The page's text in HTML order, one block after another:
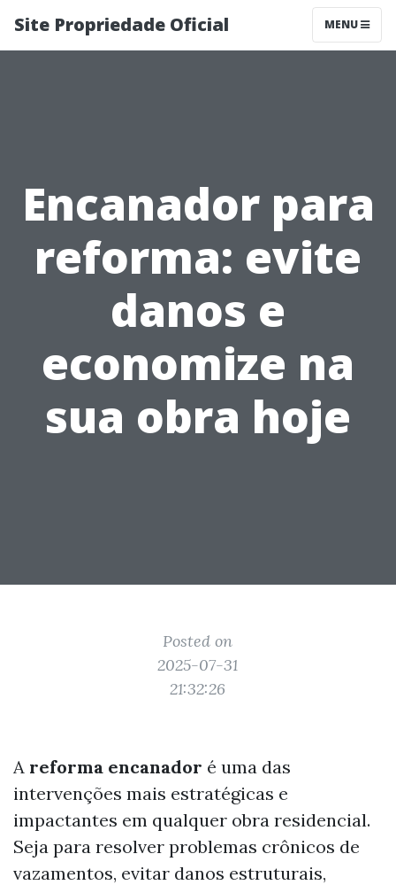
Site Propriedade Oficial MENU
Encanador para
reforma: evite
danos e
economize na
sua obra hoje
Posted on
2025-07-31
21:32:26
A reforma encanador é uma das
intervenções mais estratégicas e
impactantes em qualquer obra residencial.
Seja para resolver problemas crônicos de
vazamentos, evitar danos estruturais,